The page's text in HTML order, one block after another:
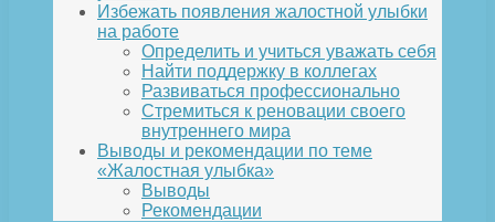
Избежать появления жалостной улыбки
на работе
Определить и учиться уважать себя
Найти поддержку в коллегах
Развиваться профессионально
Стремиться к реновации своего
внутреннего мира
Выводы и рекомендации по теме
«Жалостная улыбка»
Выводы
Рекомендации